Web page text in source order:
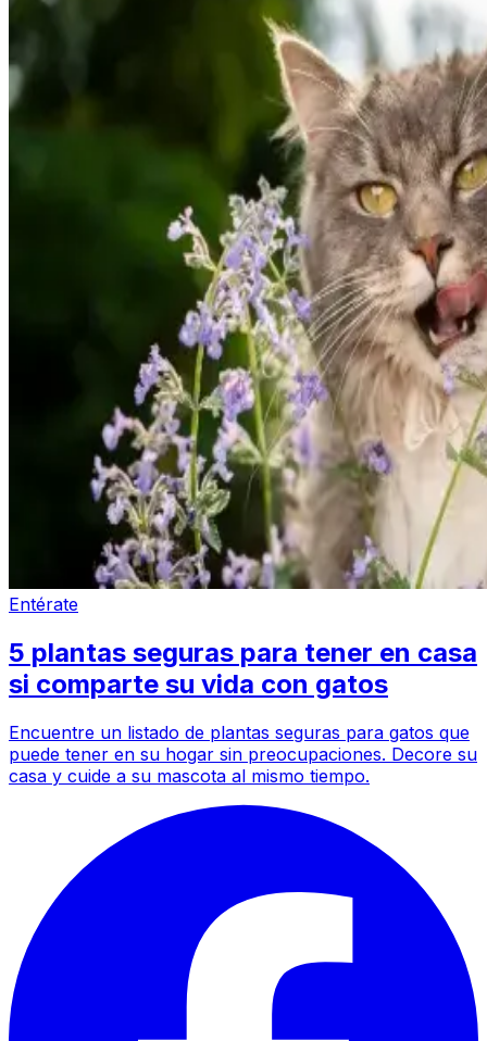
Entérate
5 plantas seguras para tener en casa
si comparte su vida con gatos
Encuentre un listado de plantas seguras para gatos que
puede tener en su hogar sin preocupaciones. Decore su
casa y cuide a su mascota al mismo tiempo.